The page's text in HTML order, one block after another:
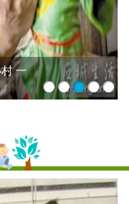
名单公
1 2 3 4 5